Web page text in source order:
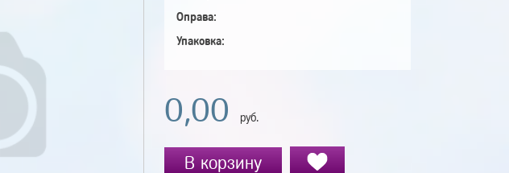
Оправа:
Упаковка:
0,00 руб.
В корзину